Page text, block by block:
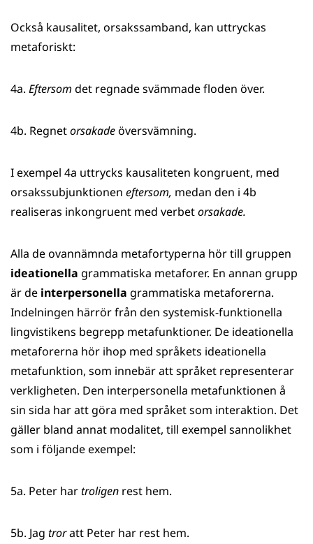
Också kausalitet, orsakssamband, kan uttryckas
metaforiskt:
4a. Eftersom det regnade svämmade floden över.
4b. Regnetorsakadeöversvämning.
I exempel 4a uttrycks kausaliteten kongruent, med
orsakssubjunktionen eftersom, medan den i 4b
realiseras inkongruent med verbetorsakade.
Alla de ovannämnda metafortyperna hör till gruppen
ideationella grammatiska metaforer. En annan grupp
är de interpersonella grammatiska metaforerna.
Indelningen härrör från den systemisk-funktionella
lingvistikens begrepp metafunktioner. De ideationella
metaforerna hör ihop med språkets ideationella
metafunktion, som innebär att språket representerar
verkligheten. Den interpersonella metafunktionen å
sin sida har att göra med språket som interaktion. Det
gäller bland annat modalitet, till exempel sannolikhet
som i följande exempel:
5a. Peter hartroligen rest hem.
5b. Jag troratt Peter har rest hem.